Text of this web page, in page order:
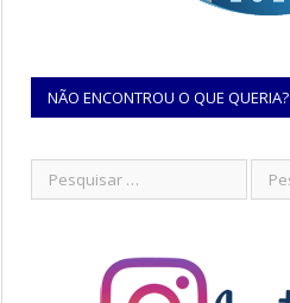
NÃO ENCONTROU O QUE QUERIA?